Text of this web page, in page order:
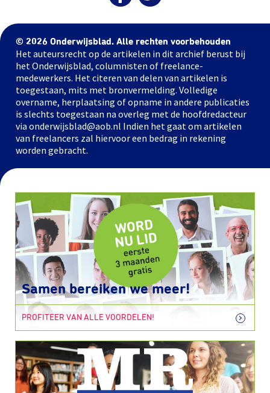
© 2026 Onderwijsblad. Alle rechten voorbehouden
Het auteursrecht op de artikelen in dit archief berust bij
het Onderwijsblad, columnisten of freelance-
medewerkers. Het citeren van delen van artikelen is
toegestaan, mits met bronvermelding. Volledige
overname, herplaatsing of opname in andere publicaties
is slechts toegestaan na overleg met de hoofdredacteur
via onderwijsblad@aob.nl Indien het gaat om artikelen
van freelancers zal hiervoor een bedrag in rekening
worden gebracht.
Samen bereiken we meer!
PROFITEER VAN ALLE VOORDELEN!